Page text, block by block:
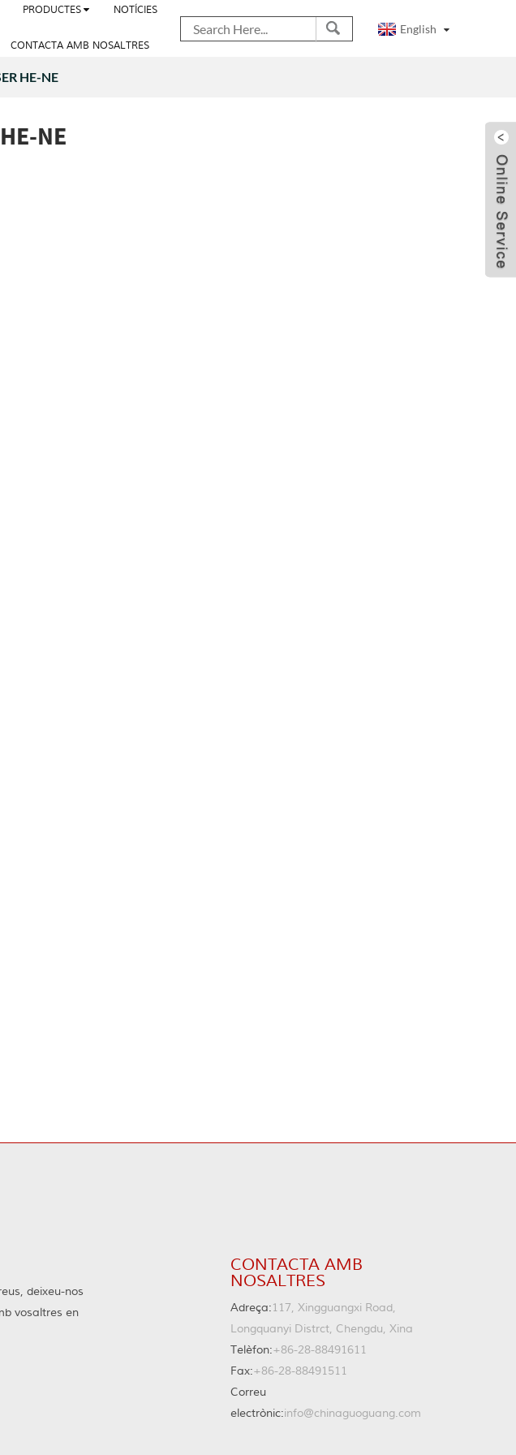
PRODUCTES NOTÍCIES
CONTACTA AMB NOSALTRES
English
HE-NE
NE
deixeu-nos
vosaltres en
CONTACTA AMB
NOSALTRES
Adreça:117, Xingguangxi Road,
Longquanyi Distrct, Chengdu, Xina
Telèfon:+86-28-88491611
Fax:+86-28-88491511
Correu
electrònic:info@chinaguoguang.com